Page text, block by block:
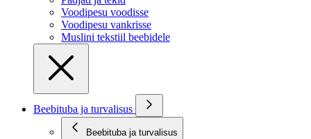
Voodipesu voodisse
Voodipesu vankrisse
Muslini tekstiil beebidele
Beebituba ja turvalisus
Beebituba ja turvalisus